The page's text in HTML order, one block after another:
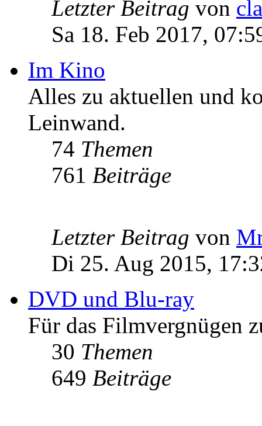
Letzter Beitrag von
Sa 18. Feb 2017,
Im Kino
Alles zu aktuellen und
Leinwand.
74 Themen
761 Beiträge
Letzter Beitrag von
Di 25. Aug 2015,
DVD und Blu-ray
Für das Filmvergnügen
30 Themen
649 Beiträge